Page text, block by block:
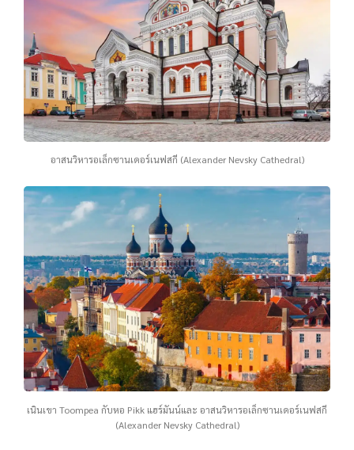
อาสนวิหารอเล็กซานเดอร์เนฟสกี (Alexander Nevsky Cathedral)
เนินเขา Toompea กับหอ Pikk แฮร์มันน์และ อาสนวิหารอเล็กซานเดอร์เนฟสกี
(Alexander Nevsky Cathedral)